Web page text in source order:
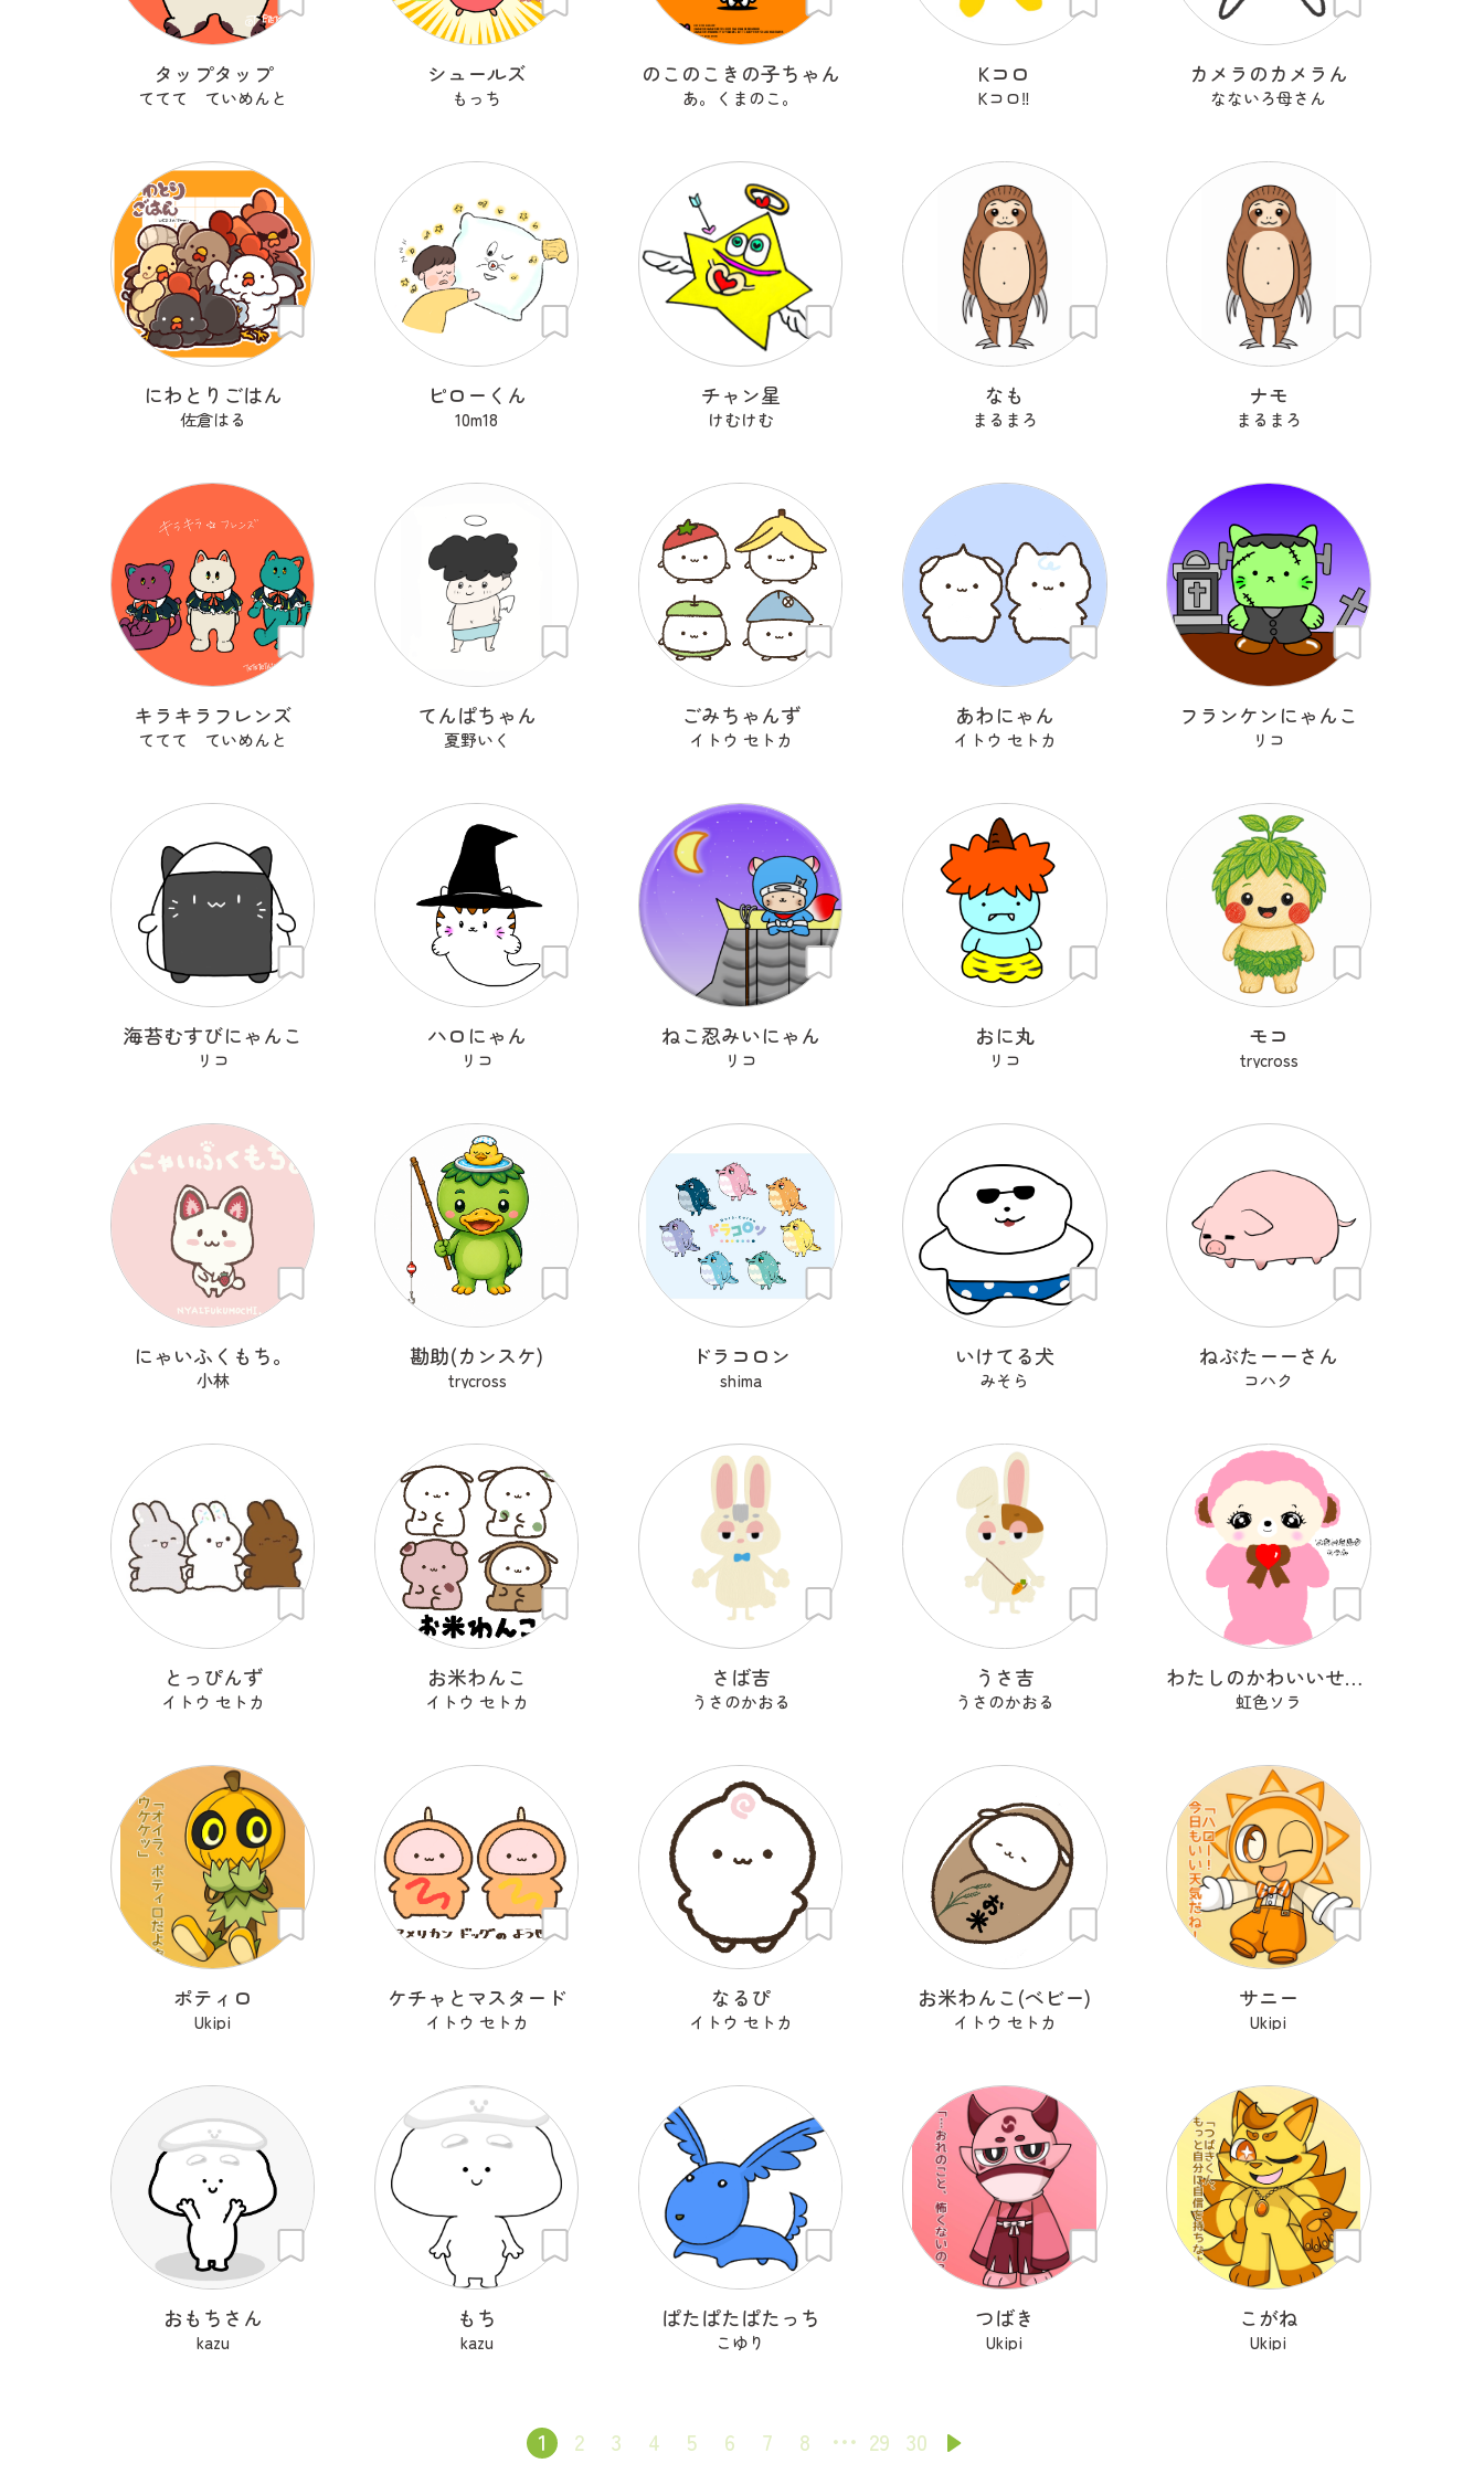
タップタップ
ててて ていめんと
シュールズ
もっち
のこのこきの子ちゃん
あ。くまのこ。
Kコロ
Kコロ‼︎
カメラのカメラん
なないろ母さん
にわとりごはん
佐倉はる
ピローくん
10m18
チャン星
けむけむ
なも
まるまろ
ナモ
まるまろ
キラキラフレンズ
ててて ていめんと
てんぱちゃん
夏野いく
ごみちゃんず
イトウ セトカ
あわにゃん
イトウ セトカ
フランケンにゃんこ
リコ
海苔むすびにゃんこ
リコ
ハロにゃん
リコ
ねこ忍みいにゃん
リコ
おに丸
リコ
モコ
trycross
にゃいふくもち。
小林
勘助(カンスケ)
trycross
ドラコロン
shima
いけてる犬
みそら
ねぶたーーさん
コハク
とっぴんず
イトウ セトカ
お米わんこ
イトウ セトカ
さば吉
うさのかおる
うさ吉
うさのかおる
わたしのかわいいせかい
虹色ソラ
ポティロ
Ukipi
ケチャとマスタード
イトウ セトカ
なるぴ
イトウ セトカ
お米わんこ(ベビー)
イトウ セトカ
サニー
Ukipi
おもちさん
kazu
もち
kazu
ぱたぱたぱたっち
こゆり
つばき
Ukipi
こがね
Ukipi
1 2 3 4 5 6 7 8 29 30